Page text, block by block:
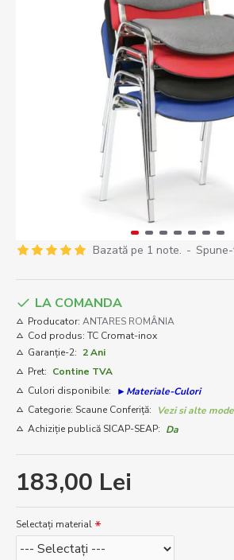
Bazată pe 1 note. -
183,00 Lei
LA COMANDA
Producator: ANTARES ROMÂNIA
Cod produs: TC Cromat-inox
Garanție-2: 2 Ani
Pret: Contine TVA
Culori disponibile:
►Materiale-Culori
Categorie: Scaune Conferiță:
Vezi si alte
Achiziție publică SICAP-SEAP: Da
Selectați material